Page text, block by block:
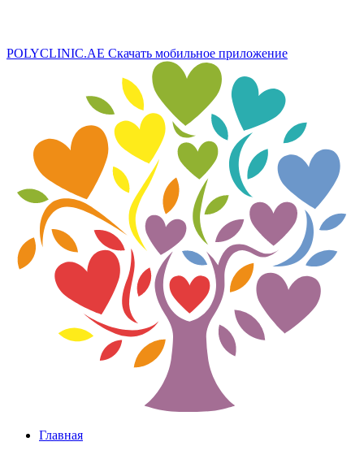
POLYCLINIC.AE Скачать мобильное приложение
Главная